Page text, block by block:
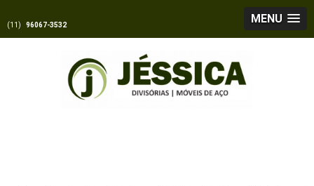
MENU
(11) 96067-3532